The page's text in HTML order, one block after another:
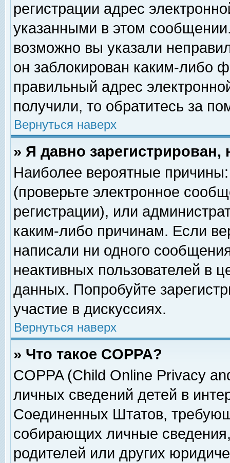
регистрации адрес
указанными в этом
возможно вы указали
он заблокирован каким-либо
правильный адрес
получили, то обратитесь за
Вернуться наверх
» Я давно
Наиболее вероятные
(проверьте электронное
регистрации), или
каким-либо причинам. Если
написали ни одного
неактивных пользователей в
данных. Попробуйте
участие в дискуссиях.
Вернуться наверх
» Что такое COPPA?
COPPA (Child Online Privacy
личных сведений детей в
Соединенных Штатов,
собирающих личные
родителей или других